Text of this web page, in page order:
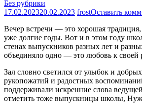
Без рубрики
17.02.202320.02.2023 frostОставить
Вечер встречи — это хорошая традиция,
уже долгие годы. Вот и в этом году
стенах выпускников разных лет и
объединяло одно — это любовь к своей
Зал словно светился от улыбок и
рукопожатий и радостных
поддерживали искренние слова
отметить тоже выпускницы школы,